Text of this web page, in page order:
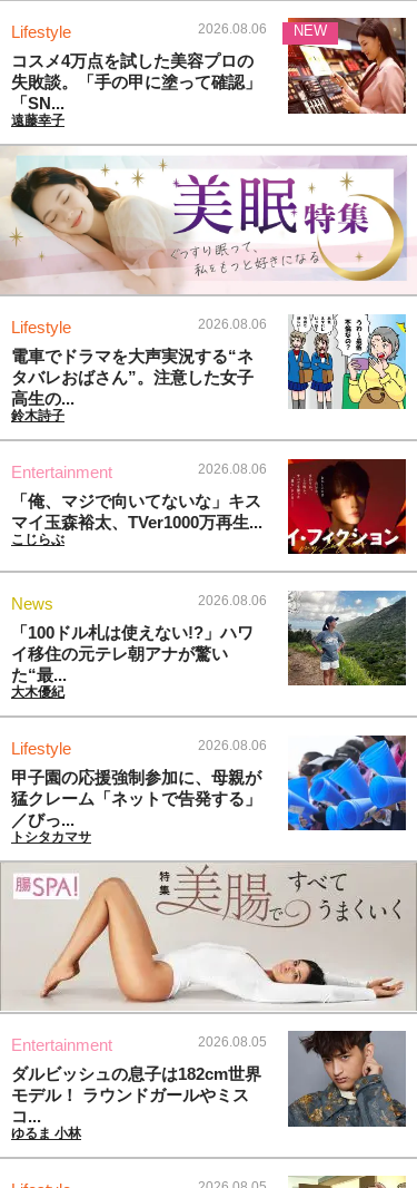
Lifestyle 2026.08.06
コスメ4万点を試した美容プロの
失敗談。「手の甲に塗って確認」
「SN...
遠藤幸子
NEW
Lifestyle 2026.08.06
電車でドラマを大声実況する“ネ
タバレおばさん”。注意した女子
高生の...
鈴木詩子
Entertainment 2026.08.06
「俺、マジで向いてないな」キス
マイ玉森裕太、TVer1000万再生...
こじらぶ
News 2026.08.06
「100ドル札は使えない!?」ハワ
イ移住の元テレ朝アナが驚い
た“最...
大木優紀
Lifestyle 2026.08.06
甲子園の応援強制参加に、母親が
猛クレーム「ネットで告発する」
／びっ...
トシタカマサ
Entertainment 2026.08.05
ダルビッシュの息子は182cm世界
モデル！ ラウンドガールやミス
コ...
ゆるま 小林